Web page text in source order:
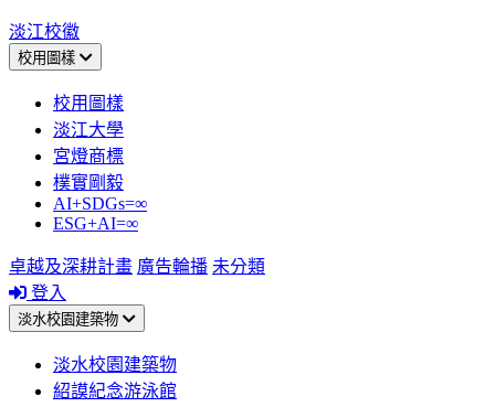
淡江校徽
校用圖樣
校用圖樣
淡江大學
宮燈商標
樸實剛毅
AI+SDGs=∞
ESG+AI=∞
卓越及深耕計畫 廣告輪播 未分類
登入
淡水校園建築物
淡水校園建築物
紹謨紀念游泳館